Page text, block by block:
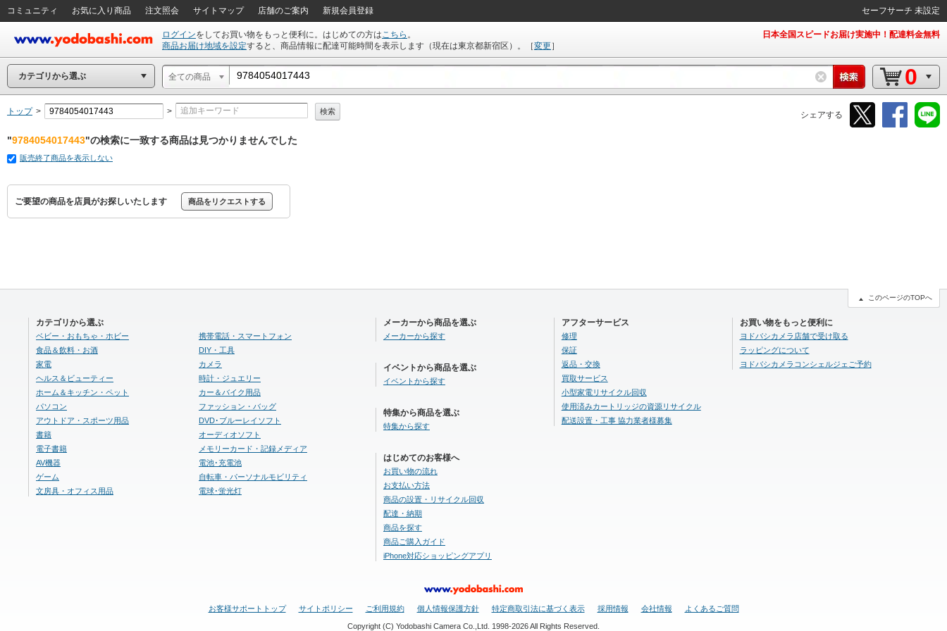
コミュニティ お気に入り商品 注文照会 サイトマップ 店舗のご案内 新規会員登録 セーフサーチ 未設定
ログインをしてお買い物をもっと便利に。はじめての方はこちら 。
商品お届け地域を設定すると、商品情報に配達可能時間を表示します（現在は東京都新宿区 ）。 ［変更］
日本全国スピードお届け実施中！配達料金無料
カテゴリから選ぶ 全ての商品 0
シェアする
トップ > > 検索
"9784054017443"の検索に一致する商品は見つかりませんでした
販売終了商品を表示しない
ご要望の商品を店員がお探しいたします 商品をリクエストする
カテゴリから選ぶ
ベビー・おもちゃ・ホビー
食品＆飲料・お酒
家電
ヘルス＆ビューティー
ホーム＆キッチン・ペット
パソコン
アウトドア・スポーツ用品
書籍
電子書籍
AV機器
ゲーム
文房具・オフィス用品
携帯電話・スマートフォン
DIY・工具
カメラ
時計・ジュエリー
カー＆バイク用品
ファッション・バッグ
DVD･ブルーレイソフト
オーディオソフト
メモリーカード・記録メディア
電池･充電池
自転車・パーソナルモビリティ
電球･蛍光灯
メーカーから商品を選ぶ
メーカーから探す
イベントから商品を選ぶ
イベントから探す
特集から商品を選ぶ
特集から探す
はじめてのお客様へ
お買い物の流れ
お支払い方法
商品の設置・リサイクル回収
配達・納期
商品を探す
商品ご購入ガイド
iPhone対応ショッピングアプリ
アフターサービス
修理
保証
返品・交換
買取サービス
小型家電リサイクル回収
使用済みカートリッジの資源リサイクル
配送設置・工事 協力業者様募集
お買い物をもっと便利に
ヨドバシカメラ店舗で受け取る
ラッピングについて
ヨドバシカメラコンシェルジェご予約
お客様サポートトップ サイトポリシー ご利用規約 個人情報保護方針 特定商取引法に基づく表示 採用情報 会社情報 よくあるご質問
Copyright (C) Yodobashi Camera Co.,Ltd. 1998-2026 All Rights Reserved.
このページのTOPへ